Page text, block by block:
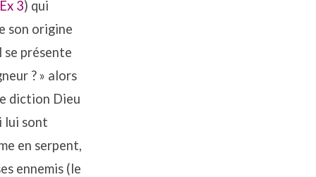
Ex 3) qui
son origine
se présente
? » alors
diction Dieu
lui sont
en serpent,
ennemis (le